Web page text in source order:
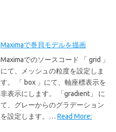
Maximaで巻貝モデルを描画
Maximaでのソースコード 「 grid 」
にて、メッシュの粒度を設定しま
す。 「 box 」にて、軸座標表示を
非表示にします。 「gradient」 に
て、グレーからのグラデーション
を設定します。… Read More: